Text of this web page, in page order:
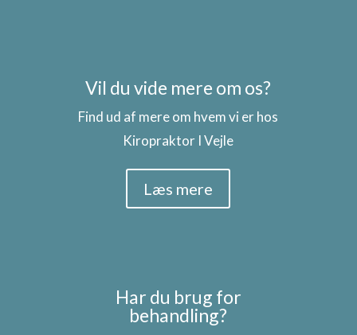
Vil du vide mere om os?
Find ud af mere om hvem vi er hos
Kiropraktor I Vejle
Læs mere
Har du brug for
behandling?